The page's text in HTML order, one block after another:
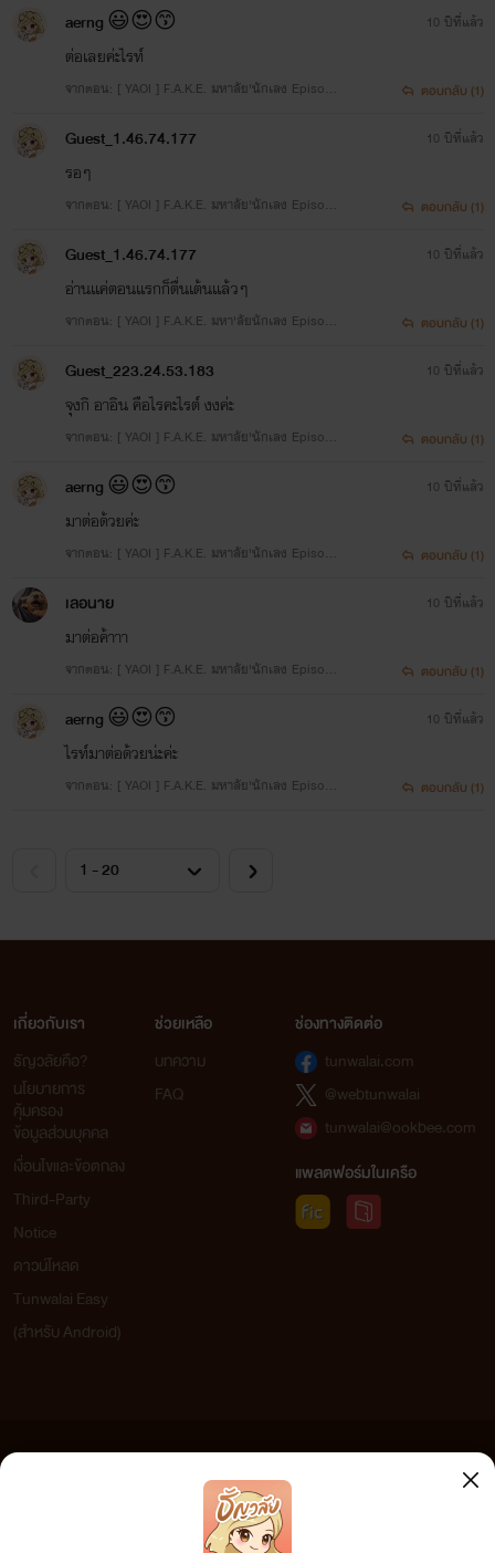
aerng 😃😍😙
ต่อเลยค่ะไรท์
จากตอน: [ YAOI ] F.A.K.E. มหาลัย'นักเลง Episode
10 ปีที่แล้ว
ตอบกลับ (1)
Guest_1.46.74.177
รอๆ
จากตอน: [ YAOI ] F.A.K.E. มหาลัย'นักเลง Episode
10 ปีที่แล้ว
ตอบกลับ (1)
Guest_1.46.74.177
อ่านเเค่ตอนเเรกก็ตื่นเต้นเเล้วๆ
จากตอน: [ YAOI ] F.A.K.E. มหา'ลัยนักเลง Episode
10 ปีที่แล้ว
ตอบกลับ (1)
Guest_223.24.53.183
จุงกิ อาอิน คือไรคะไรต์ งงค่ะ
จากตอน: [ YAOI ] F.A.K.E. มหาลัย'นักเลง Episode
10 ปีที่แล้ว
ตอบกลับ (1)
aerng 😃😍😙
มาต่อด้วยค่ะ
จากตอน: [ YAOI ] F.A.K.E. มหาลัย'นักเลง Episode
10 ปีที่แล้ว
ตอบกลับ (1)
เลอนาย
มาต่อค้าาา
จากตอน: [ YAOI ] F.A.K.E. มหาลัย'นักเลง Episode
10 ปีที่แล้ว
ตอบกลับ (1)
aerng 😃😍😙
ไรท์มาต่อด้วยน่ะค่ะ
จากตอน: [ YAOI ] F.A.K.E. มหาลัย'นักเลง Episode
10 ปีที่แล้ว
ตอบกลับ (1)
เกี่ยวกับเรา
ธัญวลัยคือ?
นโยบายการ
คุ้มครอง
ข้อมูลส่วนบุคคล
เงื่อนไขและข้อตกลง
Third-Party
Notice
ดาวน์โหลด
Tunwalai Easy
(สำหรับ Android)
ช่วยเหลือ
บทความ
FAQ
ช่องทางติดต่อ
tunwalai.com
@webtunwalai
tunwalai@ookbee.com
แพลตฟอร์มในเครือ
เว็บไซต์แห่งนี้ไม่ได้เห็นด้วยและไม่ขอรับผิดชอบต่อข้อความใดๆ ทั้งสิ้น ดังนั้นผู้อ่านทุกท่านโปรดใช้
วิจารณญาณในการกลั่นกรองด้วยตนเอง และหากท่านพบข้อความใดๆ ที่ขัดต่อกฎหมายและศีลธรรม
กรุณาแจ้งมาที่ tunwalai@ookbee.com เพื่อทีมงานจะได้ดำเนินการในทันที ทั้งนี้ ทางเว็บไซต์ขอสงวน